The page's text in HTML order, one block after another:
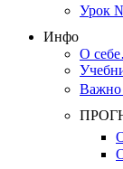
Урок
Инфо
О
Важно